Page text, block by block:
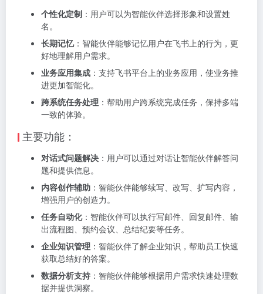
个性化定制 ：用户可以为智能伙伴选择形象和设置姓
名。
长期记忆：智能伙伴能够记忆用户在飞书上的行为，更
好地理解用户需求。
业务应用集成 ：支持飞书平台上的业务应用，使业务推
进更加智能化。
跨系统任务处理 ：帮助用户跨系统完成任务，保持多端
一致的体验。
主要功能：
对话式问题解决 ：用户可以通过对话让智能伙伴解答问
题和提供信息。
内容创作辅助 ：智能伙伴能够续写、改写、扩写内容，
增强用户的创造力。
任务自动化：智能伙伴可以执行写邮件、回复邮件、输
出流程图、预约会议、总结纪要等任务。
企业知识管理 ：智能伙伴了解企业知识，帮助员工快速
获取总结好的答案。
数据分析支持 ：智能伙伴能够根据用户需求快速处理数
据并提供洞察。